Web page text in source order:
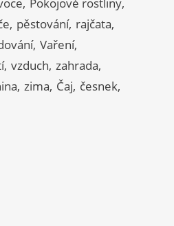
pěstování rajčata
Vaření
vzduch zahrada
zima Čaj česnek